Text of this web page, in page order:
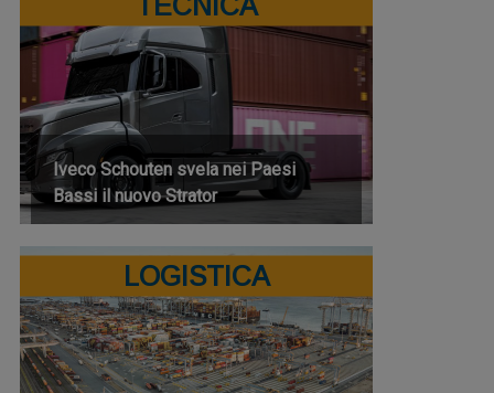
Iveco Schouten svela nei Paesi
Bassi il nuovo Strator
LOGISTICA